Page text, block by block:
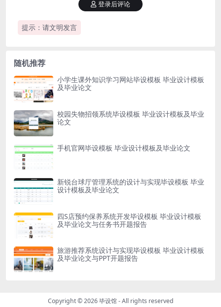
提示：请文明发言
登录后评论
随机推荐
小学生课外知识学习网站毕设模板 毕业设计模板
及毕业论文
校园失物招领系统毕设模板 毕业设计模板及毕业
论文
手机官网毕设模板 毕业设计模板及毕业论文
新锐台球厅管理系统的设计与实现毕设模板 毕业
设计模板及毕业论文
四S店预约保养系统开发毕设模板 毕业设计模板
及毕业论文与任务书开题报告
旅游推荐系统设计与实现毕设模板 毕业设计模板
及毕业论文与PPT开题报告
Copyright © 2026毕设馆- All rights reserved